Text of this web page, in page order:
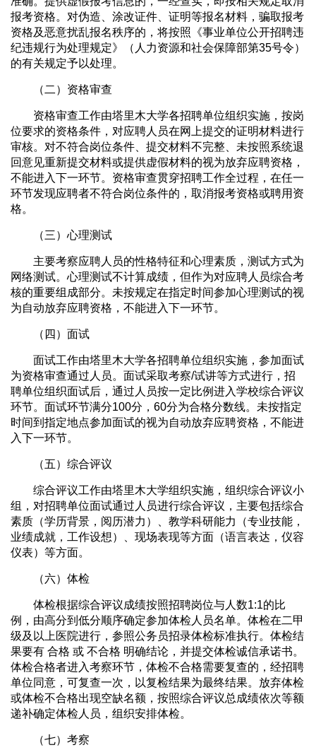
报考资格。对伪造、涂改证件、证明等报名材料，骗取报考
资格及恶意扰乱报名秩序的，将按照《事业单位公开招聘违
纪违规行为处理规定》（人力资源和社会保障部第35号令）
的有关规定予以处理。
（二）资格审查
资格审查工作由塔里木大学各招聘单位组织实施，按岗
位要求的资格条件，对应聘人员在网上提交的证明材料进行
审核。对不符合岗位条件、提交材料不完整、未按照系统退
回意见重新提交材料或提供虚假材料的视为放弃应聘资格，
不能进入下一环节。资格审查贯穿招聘工作全过程，在任一
环节发现应聘者不符合岗位条件的，取消报考资格或聘用资
格。
（三）心理测试
主要考察应聘人员的性格特征和心理素质，测试方式为
网络测试。心理测试不计算成绩，但作为对应聘人员综合考
核的重要组成部分。未按规定在指定时间参加心理测试的视
为自动放弃应聘资格，不能进入下一环节。
（四）面试
面试工作由塔里木大学各招聘单位组织实施，参加面试
为资格审查通过人员。面试采取考察/试讲等方式进行，招
聘单位组织面试后，通过人员按一定比例进入学校综合评议
环节。面试环节满分100分，60分为合格分数线。未按指定
时间到指定地点参加面试的视为自动放弃应聘资格，不能进
入下一环节。
（五）综合评议
综合评议工作由塔里木大学组织实施，组织综合评议小
组，对招聘单位面试通过人员进行综合评议，主要包括综合
素质（学历背景，阅历潜力）、教学科研能力（专业技能，
业绩成就，工作设想）、现场表现等方面（语言表达，仪容
仪表）等方面。
（六）体检
体检根据综合评议成绩按照招聘岗位与人数1:1的比
例，由高分到低分顺序确定参加体检人员名单。体检在二甲
级及以上医院进行，参照公务员招录体检标准执行。体检结
果要有 合格 或 不合格 明确结论，并提交体检诚信承诺书。
体检合格者进入考察环节，体检不合格需要复查的，经招聘
单位同意，可复查一次，以复检结果为最终结果。放弃体检
或体检不合格出现空缺名额，按照综合评议总成绩依次等额
递补确定体检人员，组织安排体检。
（七）考察